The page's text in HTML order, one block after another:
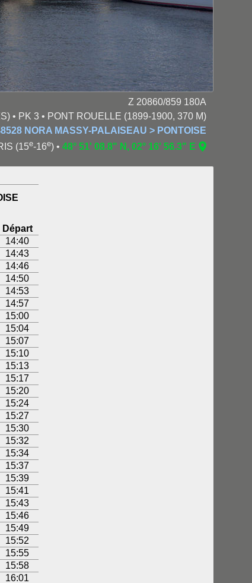
Z 20860/859 180A
• PK 3 • PONT ROUELLE (1899-1900, 370 M)
NORA MASSY-PALAISEAU > PONTOISE
(15e-16e) • 48° 51' 08.8" N, 02° 16' 56.3" E
Départ
14:40
14:43
14:46
14:50
14:53
14:57
15:00
15:04
15:07
15:10
15:13
15:17
15:20
15:24
15:27
15:30
15:32
15:34
15:37
15:39
15:41
15:43
15:46
15:49
15:52
15:55
15:58
16:01